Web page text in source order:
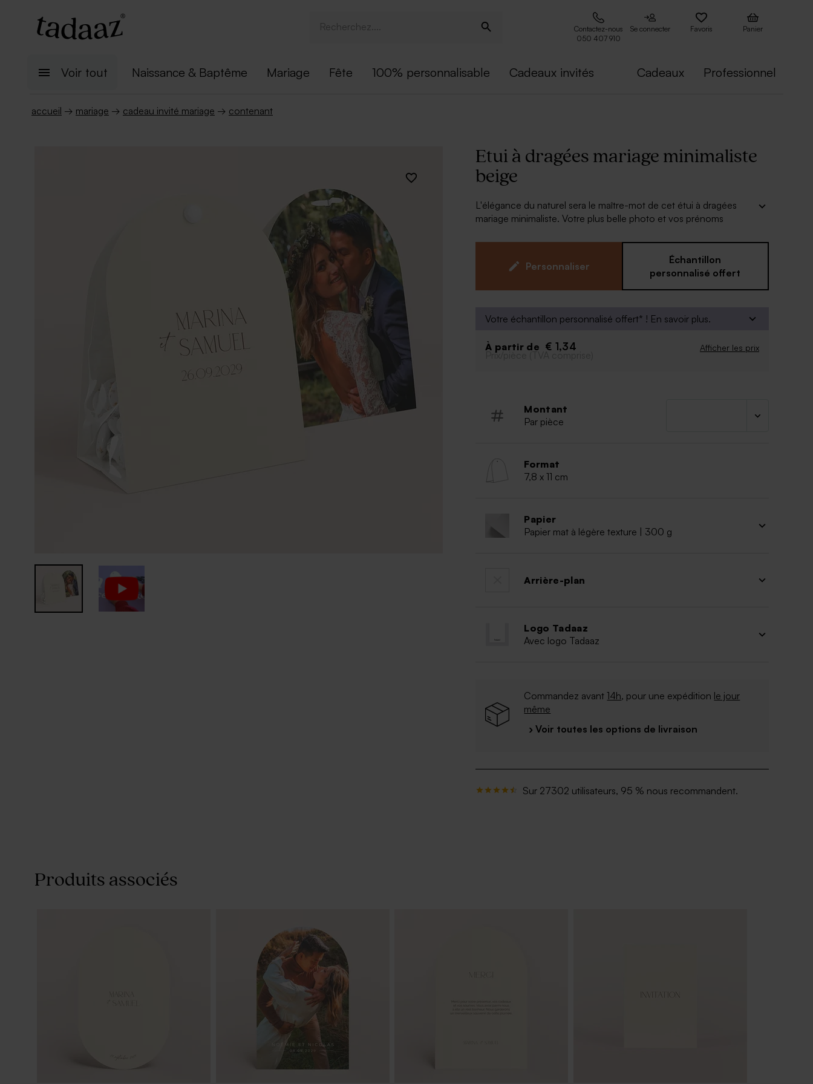
Contactez-nous
050 407 910
Se connecter Favoris Panier
Voir tout Naissance & Baptême Mariage Fête 100% personnalisable Cadeaux invités Cadeaux Professionnel
accueil → mariage → cadeau invité mariage → contenant
Etui à dragées mariage minimaliste
beige
L'élégance du naturel sera le maître-mot de cet étui à dragées
mariage minimaliste. Votre plus belle photo et vos prénoms
douces sucreries pour le bonheur de tous.
À retenir :
Peut contenir environ 14 dragées, 30 bonbons, 50 dragées
Ce contenant à dragées est vendu avec un sachet
assembler l'ensemble
Personnaliser
Échantillon
personnalisé offert
Votre échantillon personnalisé offert* ! En savoir plus.
À partir de € 1,34 Afficher les prix
Prix/pièce (TVA comprise)
Montant
Par pièce
Format
7,8 x 11 cm
Papier
Papier mat à légère texture | 300 g
Arrière-plan
Logo Tadaaz
Avec logo Tadaaz
Commandez avant14h, pour une expédition le jour
même
› Voir toutes les options de livraison
Sur 27302 utilisateurs, 95 % nous recommandent.
Produits associés